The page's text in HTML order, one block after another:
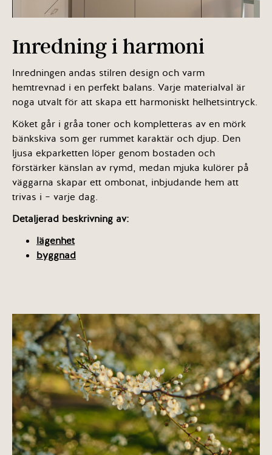
Inredning i harmoni
Inredningen andas stilren design och varm
hemtrevnad i en perfekt balans. Varje materialval är
noga utvalt för att skapa ett harmoniskt helhetsintryck.
Köket går i gråa toner och kompletteras av en mörk
bänkskiva som ger rummet karaktär och djup. Den
ljusa ekparketten löper genom bostaden och
förstärker känslan av rymd, medan mjuka kulörer på
väggarna skapar ett ombonat, inbjudande hem att
trivas i – varje dag.
Detaljerad beskrivning av:
lägenhet
byggnad